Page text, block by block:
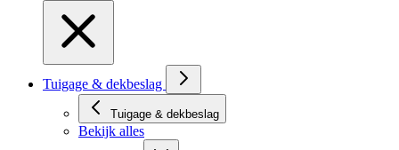
Tuigage & dekbeslag
Tuigage & dekbeslag
Bekijk alles